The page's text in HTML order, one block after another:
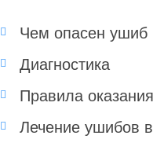
Чем опасен ушиб
Диагностика
Правила
Лечение ушибов